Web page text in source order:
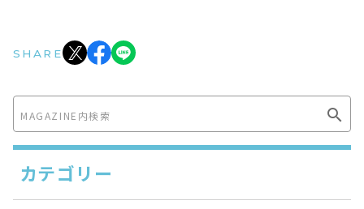
SHARE
カテゴリー